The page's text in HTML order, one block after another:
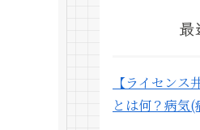
最
【ライセン
とは何？病気(